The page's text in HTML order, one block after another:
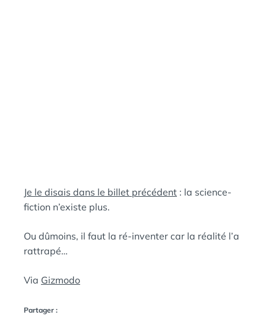
Je le disais dans le billet précédent : la science-
fiction n’existe plus.
Ou dûmoins, il faut la ré-inventer car la réalité l’a
rattrapé…
Via Gizmodo
Partager :